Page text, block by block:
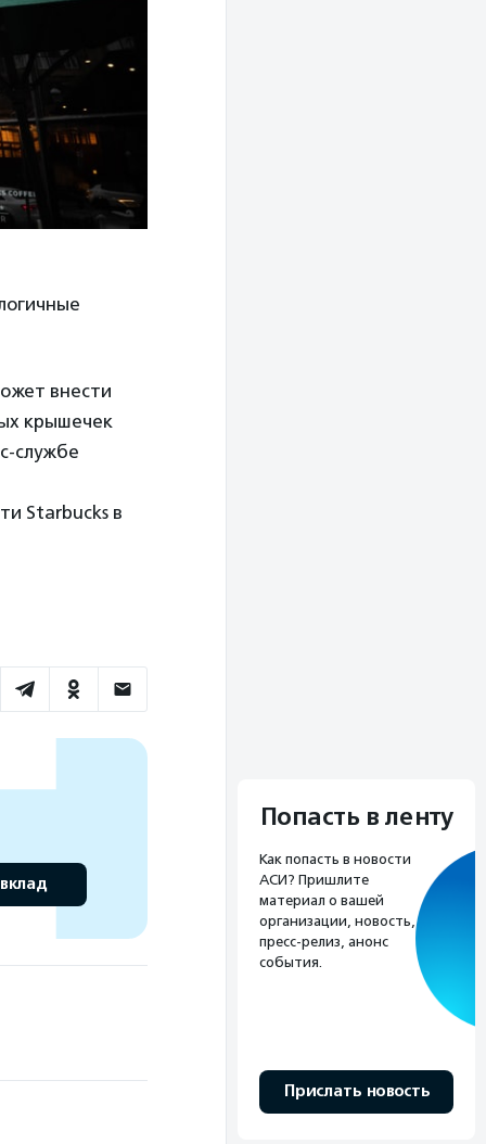
внести
крышечек
службе
Starbucks в
Попасть в ленту
Как попасть в новости
АСИ? Пришлите
материал о вашей
организации, новость,
пресс-релиз, анонс
события.
Прислать новость